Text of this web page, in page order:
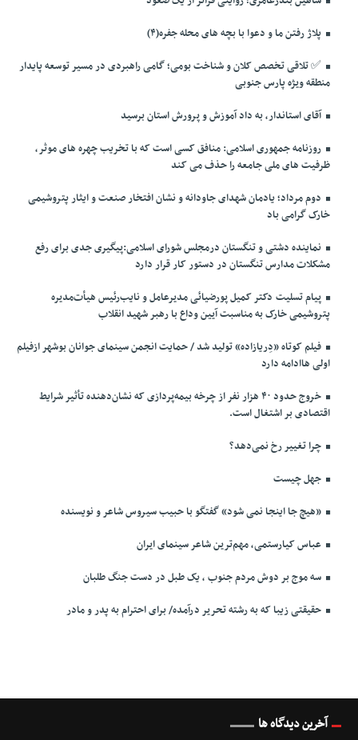
پلاژ رفتن ما و دعوا با بچه های محله جفره(۴)
✅️ تلاقی تخصص کلان و شناخت بومی؛ گامی راهبردی در مسیر توسعه پایدار
منطقه ویژه پارس جنوبی
آقای استاندار، به داد آموزش و پرورش استان برسید
روزنامه جمهوری اسلامی: منافق کسی است که با تخریب چهره های موثر،
ظرفیت های ملی جامعه را حذف می کند
دوم مرداد؛ یادمان شهدای جاودانه و نشان افتخار صنعت و ایثار پتروشیمی
خارک گرامی باد
نماینده دشتی و تنگستان درمجلس شورای اسلامی:پیگیری جدی برای رفع
مشکلات مدارس تنگستان در دستور کار قرار دارد
پیام تسلیت دکتر کمیل پورضیائی مدیرعامل و نایب‌رئیس هیأت‌مدیره
پتروشیمی خارک به مناسبت آیین وداع با رهبر شهید انقلاب
فیلم کوتاه «دِریازاده» تولید شد / حمایت انجمن سینمای جوانان بوشهر ازفیلم
اولی هاادامه دارد
خروج حدود ۴۰ هزار نفر از چرخه بیمه‌پردازی که نشان‌دهنده تأثیر شرایط
اقتصادی بر اشتغال است.
چرا تغییر رخ نمی‌دهد؟
جهل چیست
«هیچ جا اینجا نمی شود» گفتگو با حبیب سیروس شاعر و نویسنده
عباس کیارستمی، مهم‌ترین شاعر سینمای ایران
سه موج بر دوش مردم جنوب ، یک طبل در دست جنگ طلبان
حقیقتی زیبا که به رشته تحریر درآمده/ برای احترام به پدر و مادر
آخرین دیدگاه ها